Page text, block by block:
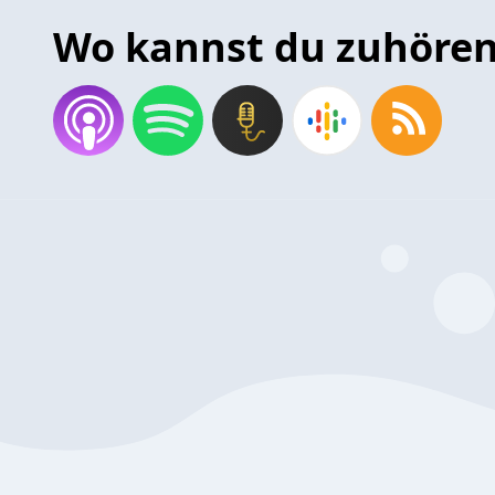
Wo kannst du